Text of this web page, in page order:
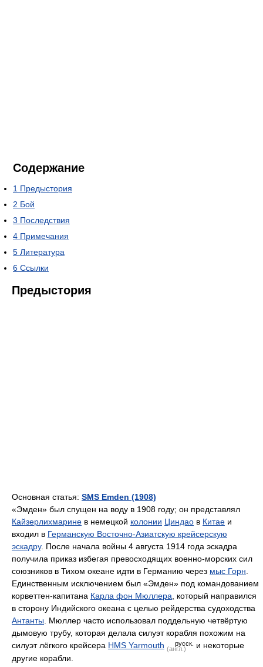
Содержание
1 Предыстория
2 Бой
3 Последствия
4 Примечания
5 Литература
6 Ссылки
Предыстория
Основная статья: SMS Emden (1908)
«Эмден» был спущен на воду в 1908 году; он представлял
Кайзерлихмарине в немецкой колонии Циндао в Китае и
входил в Германскую Восточно-Азиатскую крейсерскую
эскадру. После начала войны 4 августа 1914 года эскадра
получила приказ избегая превосходящих военно-морских сил
союзников в Тихом океане идти в Германию через мыс Горн
Единственным исключением был «Эмден» под командованием
корветтен-капитана Карла фон Мюллера , который направился
в сторону Индийского океана с целью рейдерства судоходства
Антанты . Мюллер часто использовал поддельную четвёртую
дымовую трубу, которая делала силуэт корабля похожим на
силуэт лёгкого крейсера HMS Yarmouth (англ.)
русск.
и некоторые
другие корабли.